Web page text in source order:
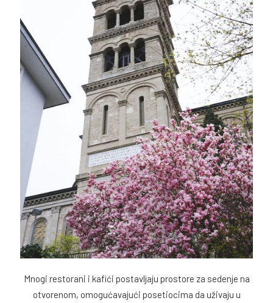
Mnogi restorani i kafići postavljaju prostore za sedenje na
otvorenom, omogućavajući posetiocima da uživaju u